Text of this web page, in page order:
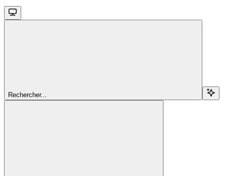
Rechercher...